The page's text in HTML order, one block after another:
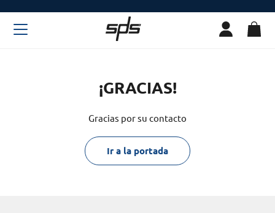
¡GRACIAS!
Gracias por su contacto
Ir a la portada